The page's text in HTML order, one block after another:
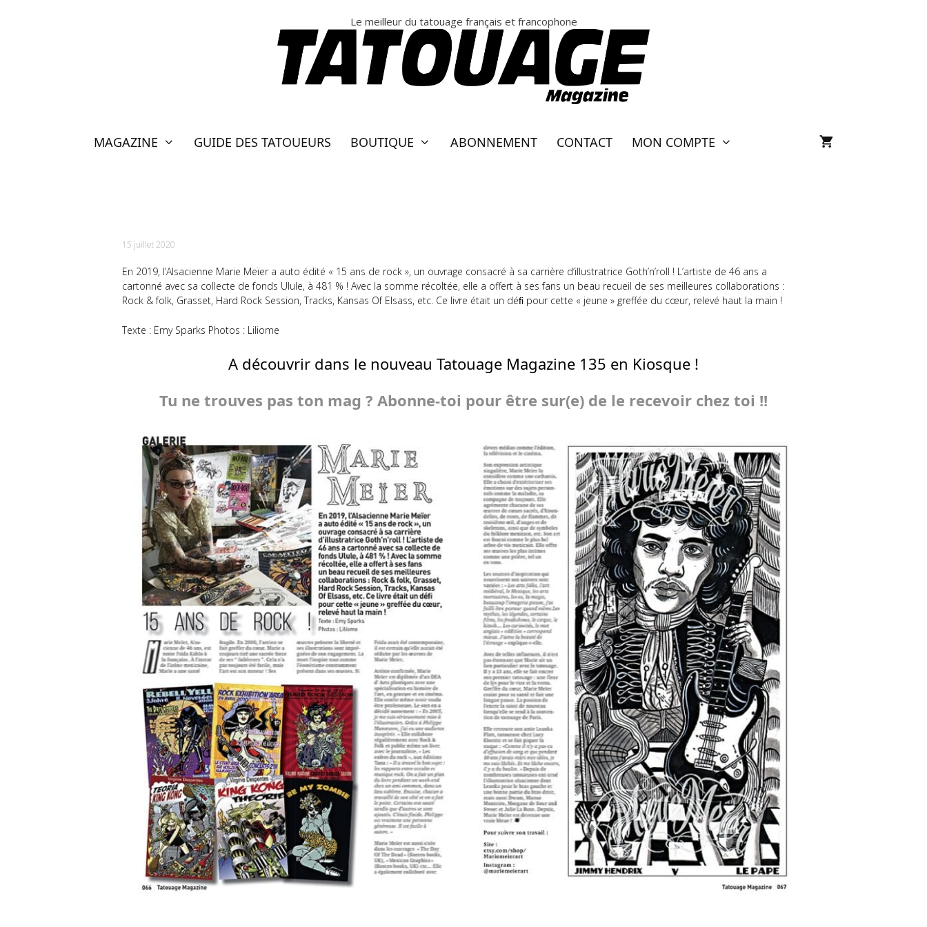
Le meilleur du tatouage français et francophone
MAGAZINE GUIDE DES TATOUEURS BOUTIQUE ABONNEMENT CONTACT MON COMPTE
15 juillet 2020
En 2019, l’Alsacienne Marie Meïer a auto édité « 15 ans de rock », un ouvrage consacré à sa carrière d’illustratrice Goth’n’roll ! L’artiste de 46 ans a
cartonné avec sa collecte de fonds Ulule, à 481 % ! Avec la somme récoltée, elle a offert à ses fans un beau recueil de ses meilleures collaborations :
Rock & folk, Grasset, Hard Rock Session, Tracks, Kansas Of Elsass, etc. Ce livre était un déﬁ pour cette « jeune » greffée du cœur, relevé haut la main !
Texte : Emy Sparks Photos : Liliome
A découvrir dans le nouveau Tatouage Magazine 135 en Kiosque !
Tu ne trouves pas ton mag ? Abonne-toi pour être sur(e) de le recevoir chez toi !!